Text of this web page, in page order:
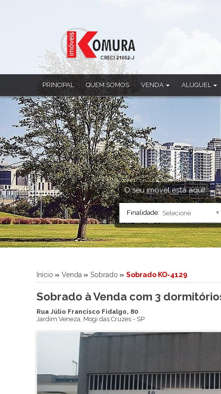
PRINCIPAL QUEM SOMOS VENDA
Casa Comercial
Casa em Condomínio
Chácara
Cobertura Duplex
Imóvel Comercial
Prédio
Sala Comercial
Salão
Sítio
Sobrado
Terreno em Condomínio
ALUGUEL
Casa
Casa em
Ponto
Sala
Salão
Sobrado
O seu imóvel está aqui!
Finalidade:
Início » Venda » Sobrado » Sobrado KO-4129
Sobrado à Venda com 3
Rua Júlio Francisco Fidalgo, 80
Jardim Veneza, Mogi das Cruzes- SP